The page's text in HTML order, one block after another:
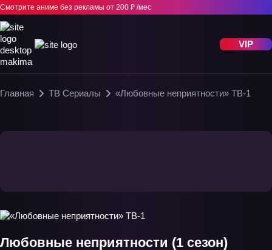
Смотрите аниме без рекламы от 200 ₽ /мес
VIP
Главная ТВ Сериалы «Любовные неприятности» ТВ-1
Любовные неприятности (1 сезон)